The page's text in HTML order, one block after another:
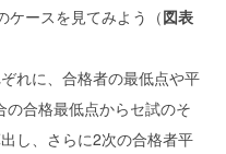
ケースを見てみよう（図表
れに、合格者の最低点や平
合格最低点からセ試のそ
し、さらに2次の合格者平